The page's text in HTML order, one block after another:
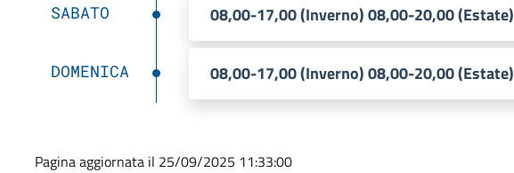
SABATO 08,00-17,00 (Inverno) 08,00-20,00 (Estate)
DOMENICA 08,00-17,00 (Inverno) 08,00-20,00 (Estate)
Pagina aggiornata il 25/09/2025 11:33:00